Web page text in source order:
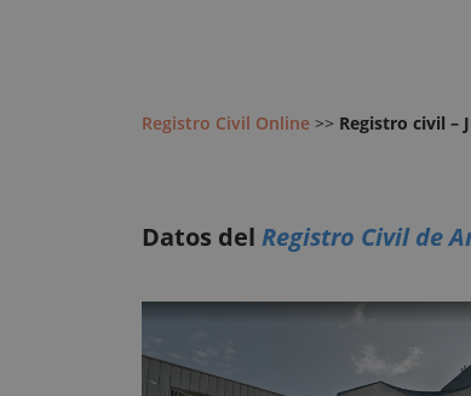
Registro Civil Online >> Registro civil –
Datos del Registro Civil de